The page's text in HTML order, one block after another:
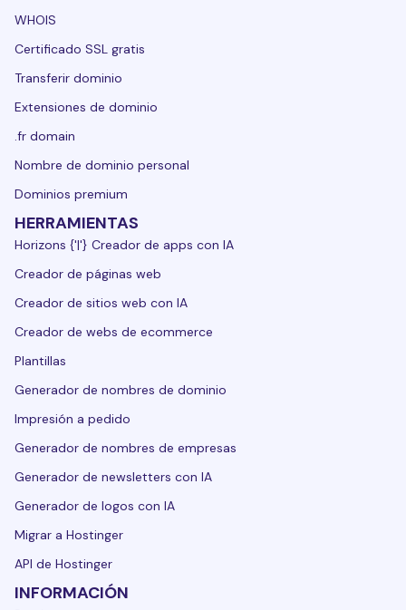
WHOIS
Certificado SSL gratis
Transferir dominio
Extensiones de dominio
.fr domain
Nombre de dominio personal
Dominios premium
HERRAMIENTAS
Horizons {'|'} Creador de apps con IA
Creador de páginas web
Creador de sitios web con IA
Creador de webs de ecommerce
Plantillas
Generador de nombres de dominio
Impresión a pedido
Generador de nombres de empresas
Generador de newsletters con IA
Generador de logos con IA
Migrar a Hostinger
API de Hostinger
INFORMACIÓN